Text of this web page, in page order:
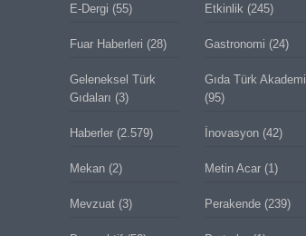
E-Dergi (55) Etkinlik (245)
Fuar Haberleri (28) Gastronomi (24)
Geleneksel Türk
Gıdaları (3)
Gıda Türk Akademi
(95)
Haberler(2.579) İnovasyon(42)
Mekan(2) Metin Acar(1)
Mevzuat(3) Perakende(239)